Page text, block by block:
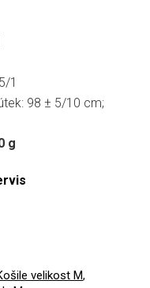
1
98 ± 5/10 cm;
g
velikost M,